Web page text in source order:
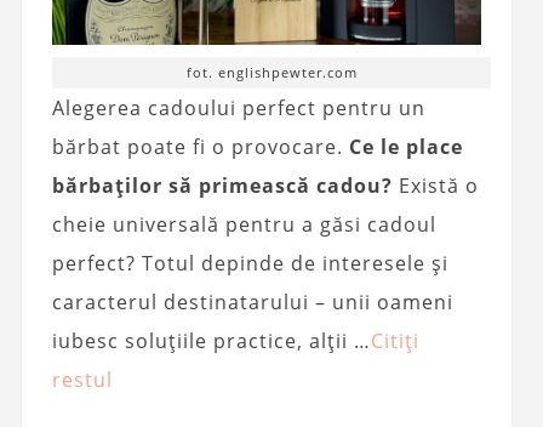
fot. englishpewter.com
Alegerea cadoului perfect pentru un
bărbat poate fi o provocare. Ce le place
bărbaților să primească cadou? Există o
cheie universală pentru a găsi cadoul
perfect? Totul depinde de interesele și
caracterul destinatarului – unii oameni
iubesc soluțiile practice, alții …Citiți
restul